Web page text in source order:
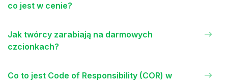
co jest w cenie?
Jak twórcy zarabiają na darmowych
czcionkach?
Co to jest Code of Responsibility (COR) w